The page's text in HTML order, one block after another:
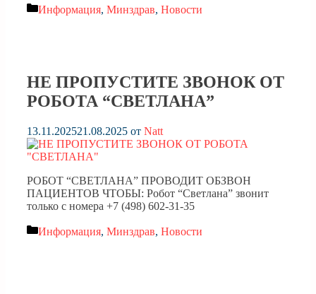
Рубрики
Информация, Минздрав, Новости
НЕ ПРОПУСТИТЕ ЗВОНОК ОТ
РОБОТА “СВЕТЛАНА”
13.11.202521.08.2025 от Natt
РОБОТ “СВЕТЛАНА” ПРОВОДИТ ОБЗВОН
ПАЦИЕНТОВ ЧТОБЫ: Робот “Светлана” звонит
только с номера +7 (498) 602-31-35
Рубрики
Информация, Минздрав, Новости